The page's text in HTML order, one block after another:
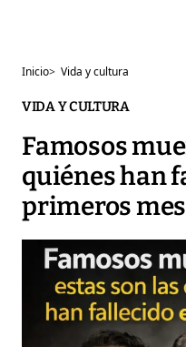
Inicio> Vida y cultura
VIDA Y CULTURA
Famosos
quiénes han
primeros